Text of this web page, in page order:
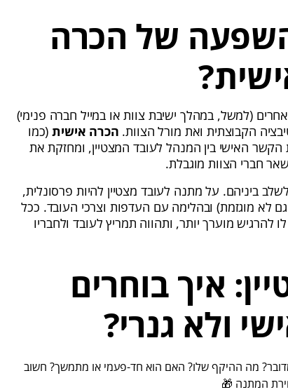
של הכרה
(למשל, במהלך ישיבת צוות או במייל חברה פנימי)
הקבוצתית ואת מורל הצוות. הכרה אישית (כמו
האישי בין המנהל לעובד המצטיין, ומחזקת את
חברי הצוות מוגבלת.
ביניהם. על מתנה לעובד מצטיין להיות פרסונלית,
לא מוגזמת) ובהלימה עם העדפות וצרכי העובד. ככל
מוערך יותר, ותהווה תמריץ לעובד ולחבריו
איך בוחרים
ולא גנרי?
מה ההיקף שלו? האם הוא חד-פעמי או מתמשך? חשוב
המתנה 🎁